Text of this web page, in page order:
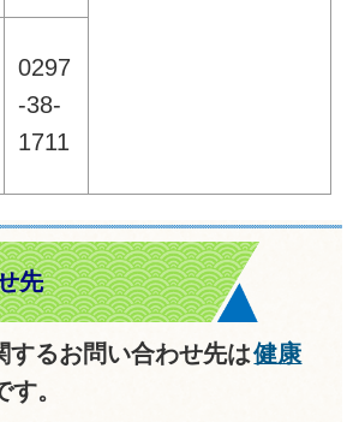
0297
-38-
1711
先
するお問い合わせ先は健康
す。